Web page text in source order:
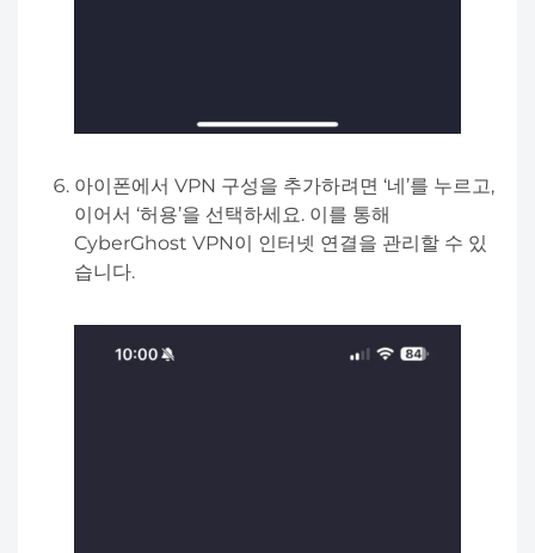
아이폰에서 VPN 구성을 추가하려면 ‘네’를 누르고,
이어서 ‘허용’을 선택하세요. 이를 통해
CyberGhost VPN이 인터넷 연결을 관리할 수 있
습니다.